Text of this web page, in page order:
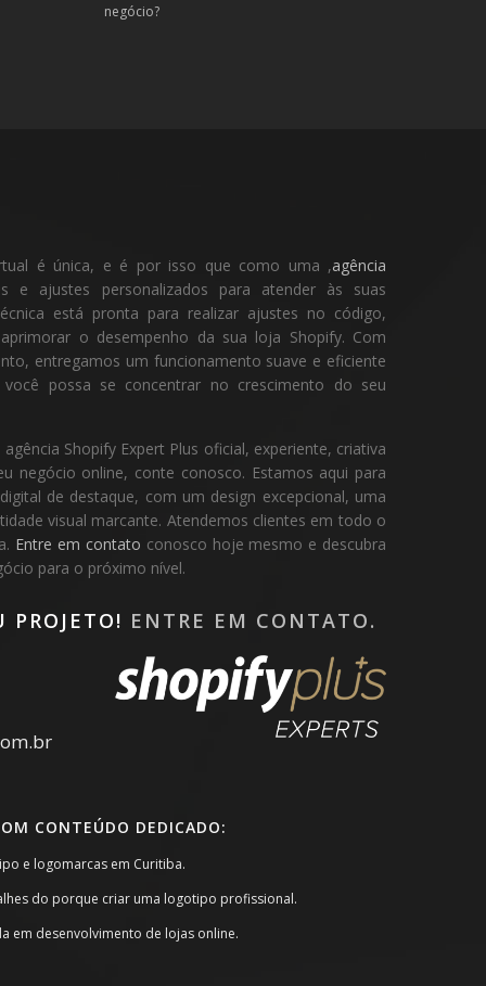
negócio?
é única, e é por isso que como uma ,agência
e ajustes personalizados para atender às suas
está pronta para realizar ajustes no código,
o desempenho da sua loja Shopify. Com
entregamos um funcionamento suave e eficiente
possa se concentrar no crescimento do seu
Shopify Expert Plus oficial, experiente, criativa
negócio online, conte conosco. Estamos aqui para
de destaque, com um design excepcional, uma
visual marcante. Atendemos clientes em todo o
Entre em contato conosco hoje mesmo e descubra
para o próximo nível.
PROJETO! ENTRE EM CONTATO.
CONTEÚDO DEDICADO:
e logomarcas em Curitiba.
do porque criar uma logotipo profissional.
em desenvolvimento de lojas online.